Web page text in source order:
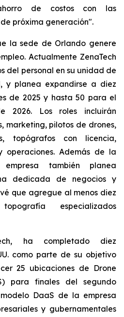
de costos con las
próxima generación".
la sede de Orlando genere
Actualmente ZenaTech
del personal en su unidad de
y planea expandirse a diez
de 2025 y hasta 50 para el
2026. Los roles incluirán
marketing, pilotos de drones,
topógrafos con licencia,
operaciones. Además de la
también planea
dedicada de negocios y
que agregue al menos diez
especializados
ha completado diez
como parte de su objetivo
25 ubicaciones de Drone
para finales del segundo
DaaS de la empresa
y gubernamentales